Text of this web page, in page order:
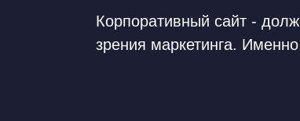
Корпоративный сайт -
зрения маркетинга.